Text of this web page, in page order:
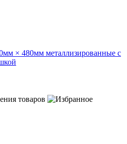
× 480мм металлизированные с